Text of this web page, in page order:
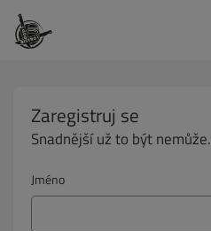
Zaregistruj se
Snadnější už to být nemůže.
Jméno